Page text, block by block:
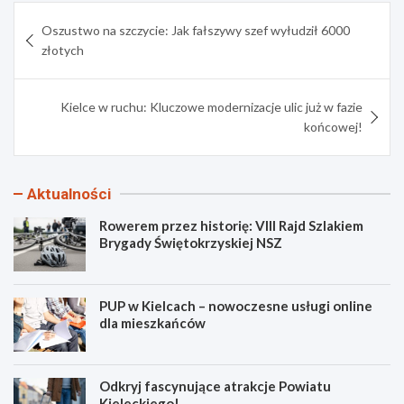
wpisu
Oszustwo na szczycie: Jak fałszywy szef wyłudził 6000
złotych
Kielce w ruchu: Kluczowe modernizacje ulic już w fazie
końcowej!
Aktualności
Rowerem przez historię: VIII Rajd Szlakiem
Brygady Świętokrzyskiej NSZ
PUP w Kielcach – nowoczesne usługi online
dla mieszkańców
Odkryj fascynujące atrakcje Powiatu